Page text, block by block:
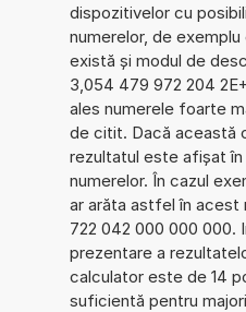
dispozitivelor cu
numerelor, de
există și modul de
3,054 479 972 204
ales numerele foarte
de citit. Dacă această
rezultatul este afișat în
numerelor. În cazul
ar arăta astfel în
722 042 000 000 000.
prezentare a
calculator este de 14
suficientă pentru